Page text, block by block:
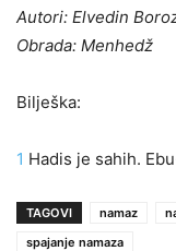
Autori: Elvedin
Obrada: Menhedž
Bilješka:
1 Hadis je sahih.
TAGOVI namaz
spajanje namaza